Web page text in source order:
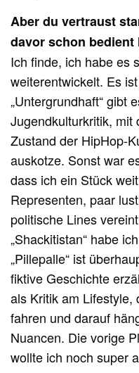
Aber du vertraust
davor schon bedient
Ich finde, ich habe es
weiterentwickelt. Es
„Untergrundhaft“ gibt
Jugendkulturkritik, mit
Zustand der HipHop-
auskotze. Sonst war
dass ich ein Stück
Representen, paar
politische Lines
„Shackitistan“ habe
„Pillepalle“ ist
fiktive Geschichte
als Kritik am Lifestyle,
fahren und darauf
Nuancen. Die vorige
wollte ich noch super